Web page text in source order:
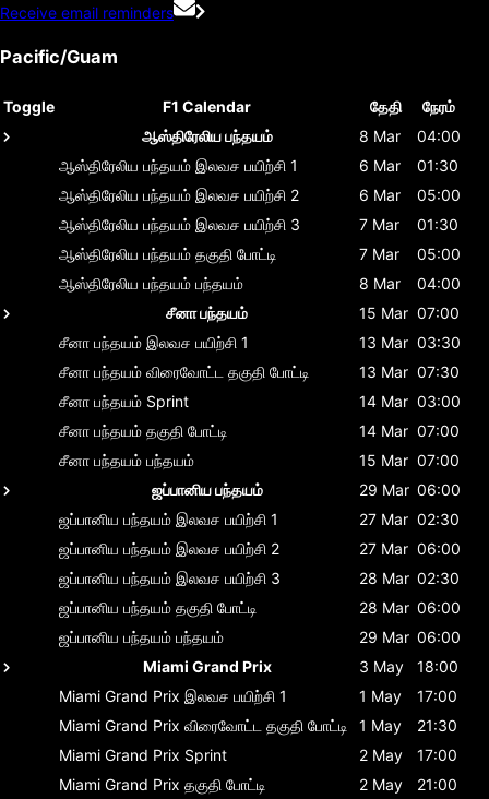
Receive email reminders
Pacific/Guam
Toggle F1 Calendar தேதி
நேரம்
ஆஸ்திரேலிய பந்தயம்
8 Mar
04:00
ஆஸ்திரேலிய பந்தயம் இலவச பயிற்சி 1 6 Mar
01:30
ஆஸ்திரேலிய பந்தயம் இலவச பயிற்சி 2 6 Mar
05:00
ஆஸ்திரேலிய பந்தயம் இலவச பயிற்சி 3 7 Mar
01:30
ஆஸ்திரேலிய பந்தயம் தகுதி போட்டி 7 Mar
05:00
ஆஸ்திரேலிய பந்தயம் பந்தயம் 8 Mar
04:00
சீனா பந்தயம்
15 Mar 07:00
சீனா பந்தயம் இலவச பயிற்சி 1 13 Mar 03:30
சீனா பந்தயம் விரைவோட்ட தகுதி போட்டி 13 Mar 07:30
சீனா பந்தயம் Sprint 14 Mar 03:00
சீனா பந்தயம் தகுதி போட்டி 14 Mar 07:00
சீனா பந்தயம் பந்தயம் 15 Mar 07:00
ஜப்பானிய பந்தயம்
29 Mar 06:00
ஜப்பானிய பந்தயம் இலவச பயிற்சி 1 27 Mar 02:30
ஜப்பானிய பந்தயம் இலவச பயிற்சி 2 27 Mar 06:00
ஜப்பானிய பந்தயம் இலவச பயிற்சி 3 28 Mar 02:30
ஜப்பானிய பந்தயம் தகுதி போட்டி 28 Mar 06:00
ஜப்பானிய பந்தயம் பந்தயம் 29 Mar 06:00
Miami Grand Prix
3 May
18:00
Miami Grand Prix இலவச பயிற்சி 1 1 May
17:00
Miami Grand Prix விரைவோட்ட தகுதி போட்டி 1 May
21:30
Miami Grand Prix Sprint 2 May
17:00
Miami Grand Prix தகுதி போட்டி 2 May
21:00